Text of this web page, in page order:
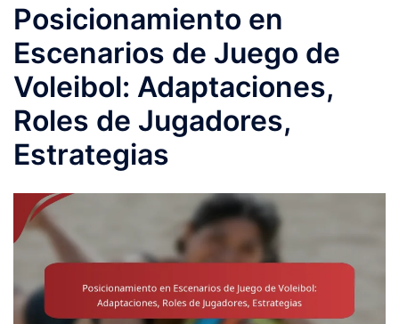
Posicionamiento en
Escenarios de Juego de
Voleibol: Adaptaciones,
Roles de Jugadores,
Estrategias